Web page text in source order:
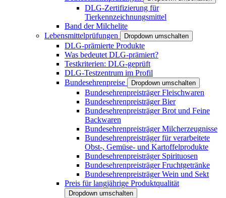
DLG-Zertifizierung für
Tierkennzeichnungsmittel
Band der Milchelite
Lebensmittelprüfungen
Dropdown umschalten
DLG-prämierte Produkte
Was bedeutet DLG-prämiert?
Testkriterien: DLG-geprüft
DLG-Testzentrum im Profil
Bundesehrenpreise
Dropdown umschalten
Bundesehrenpreisträger Fleischwaren
Bundesehrenpreisträger Bier
Bundesehrenpreisträger Brot und Feine
Backwaren
Bundesehrenpreisträger Milcherzeugnisse
Bundesehrenpreisträger für verarbeitete
Obst-, Gemüse- und Kartoffelprodukte
Bundesehrenpreisträger Spirituosen
Bundesehrenpreisträger Fruchtgetränke
Bundesehrenpreisträger Wein und Sekt
Preis für langjährige Produktqualität
Dropdown umschalten